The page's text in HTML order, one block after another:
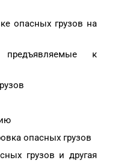
опасных грузов на
к
опасных грузов
грузов и другая